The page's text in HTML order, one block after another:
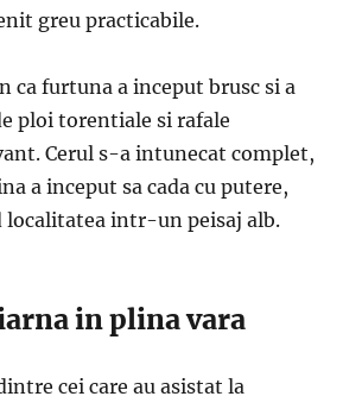
greu practicabile.
ca furtuna a inceput brusc si a
ploi torentiale si rafale
Cerul s-a intunecat complet,
a inceput sa cada cu putere,
localitatea intr-un peisaj alb.
in plina vara
cei care au asistat la